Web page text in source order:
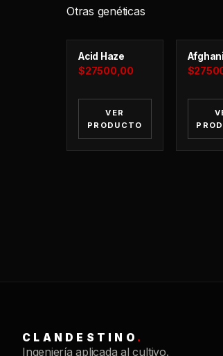
Otras genéticas
Acid Haze
$27500,00
VER
PRODUCTO
$
CLANDESTINO .
Ingeniería aplicada al cultivo.